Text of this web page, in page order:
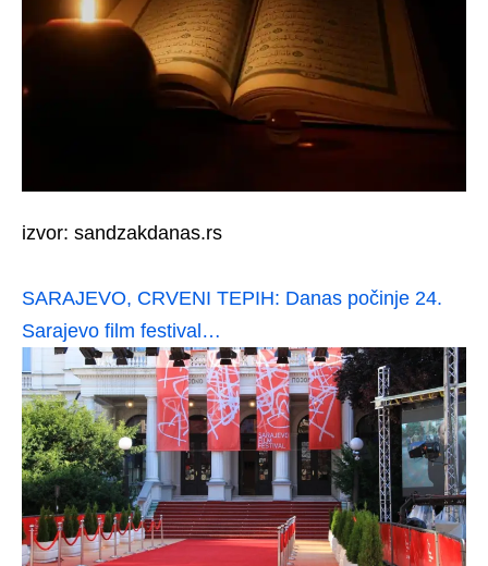
izvor: sandzakdanas.rs
SARAJEVO, CRVENI TEPIH: Danas počinje 24.
Sarajevo film festival…